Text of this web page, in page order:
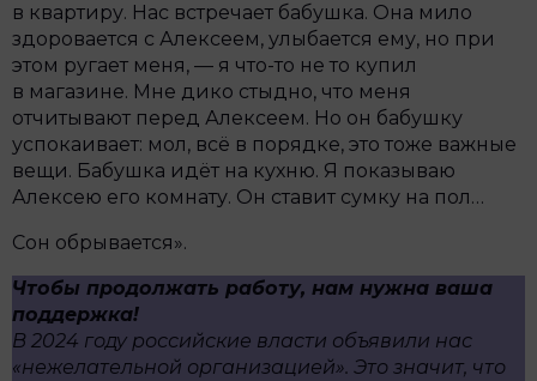
в квартиру. Нас встречает бабушка. Она мило
здоровается с Алексеем, улыбается ему, но при
этом ругает меня, — я что-то не то купил
в магазине. Мне дико стыдно, что меня
отчитывают перед Алексеем. Но он бабушку
успокаивает: мол, всё в порядке, это тоже важные
вещи. Бабушка идёт на кухню. Я показываю
Алексею его комнату. Он ставит сумку на пол…
Сон обрывается».
Чтобы продолжать работу, нам нужна ваша
поддержка!
В 2024 году российские власти объявили нас
«нежелательной организацией». Это значит, что